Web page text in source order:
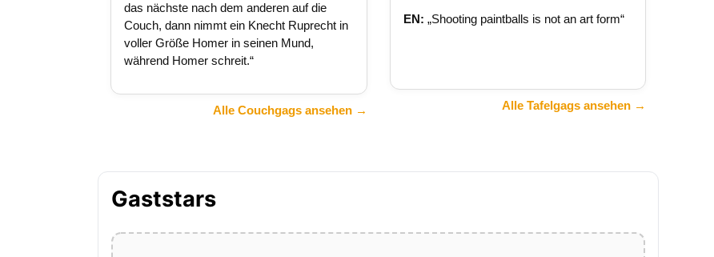
das nächste nach dem anderen auf die
Couch, dann nimmt ein Knecht Ruprecht in
voller Größe Homer in seinen Mund,
während Homer schreit.“
Alle Couchgags ansehen →
EN: „Shooting paintballs is not an art form“
Alle Tafelgags ansehen →
Gaststars